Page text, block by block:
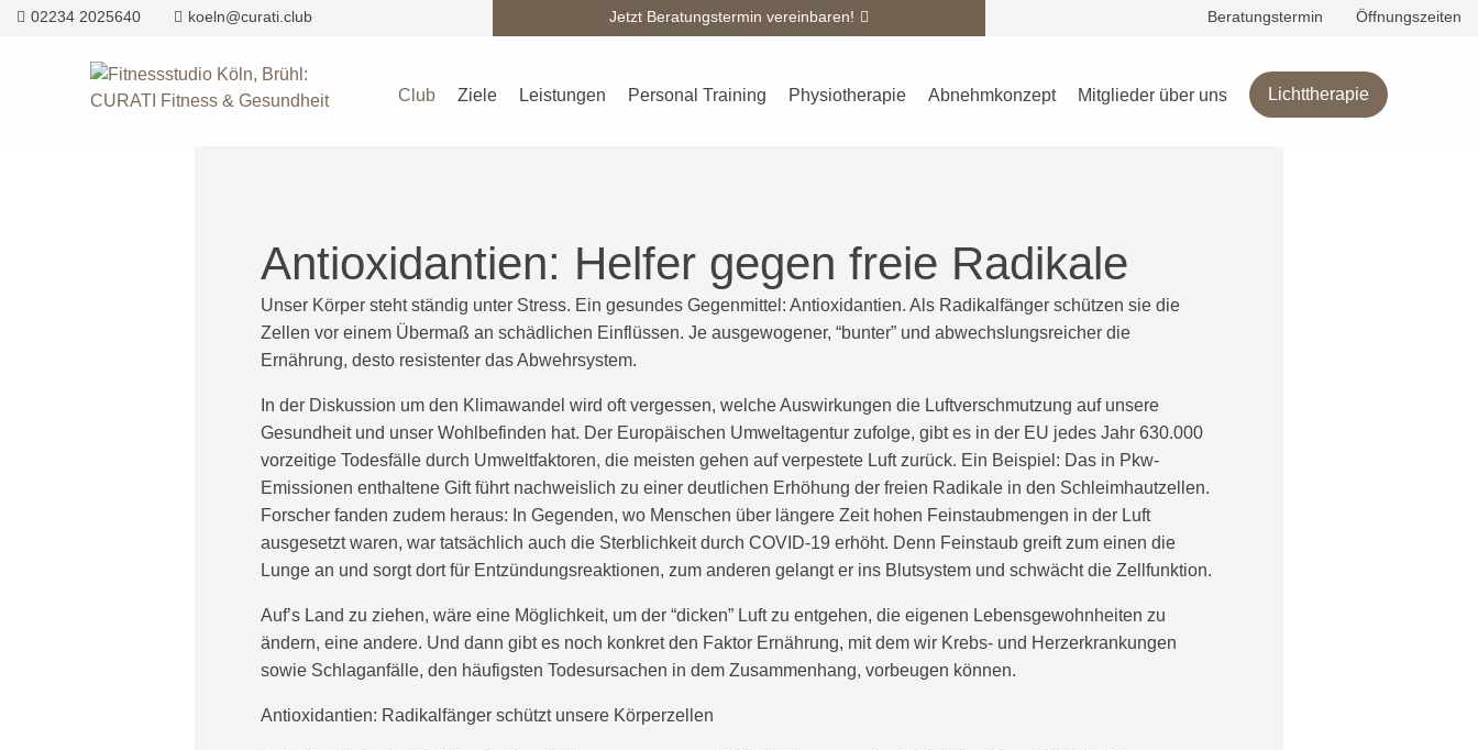
Jetzt Beratungstermin vereinbaren!
02234 2025640 koeln@curati.club Beratungstermin Öffnungszeiten
Club Ziele Leistungen Personal Training Physiotherapie Abnehmkonzept Mitglieder über uns Lichttherapie
Kursplan Team Galerie Kontakt
Antioxidantien: Helfer gegen freie Radikale
Unser Körper steht ständig unter Stress. Ein gesundes Gegenmittel: Antioxidantien. Als Radikalfänger schützen sie die
Zellen vor einem Übermaß an schädlichen Einflüssen. Je ausgewogener, “bunter” und abwechslungsreicher die
Ernährung, desto resistenter das Abwehrsystem.
In der Diskussion um den Klimawandel wird oft vergessen, welche Auswirkungen die Luftverschmutzung auf unsere
Gesundheit und unser Wohlbefinden hat. Der Europäischen Umweltagentur zufolge, gibt es in der EU jedes Jahr 630.000
vorzeitige Todesfälle durch Umweltfaktoren, die meisten gehen auf verpestete Luft zurück. Ein Beispiel: Das in Pkw-
Emissionen enthaltene Gift führt nachweislich zu einer deutlichen Erhöhung der freien Radikale in den Schleimhautzellen.
Forscher fanden zudem heraus: In Gegenden, wo Menschen über längere Zeit hohen Feinstaubmengen in der Luft
ausgesetzt waren, war tatsächlich auch die Sterblichkeit durch COVID-19 erhöht. Denn Feinstaub greift zum einen die
Lunge an und sorgt dort für Entzündungsreaktionen, zum anderen gelangt er ins Blutsystem und schwächt die Zellfunktion.
Auf’s Land zu ziehen, wäre eine Möglichkeit, um der “dicken” Luft zu entgehen, die eigenen Lebensgewohnheiten zu
ändern, eine andere. Und dann gibt es noch konkret den Faktor Ernährung, mit dem wir Krebs- und Herzerkrankungen
sowie Schlaganfälle, den häufigsten Todesursachen in dem Zusammenhang, vorbeugen können.
Antioxidantien: Radikalfänger schützt unsere Körperzellen